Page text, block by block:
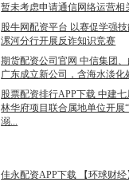
暂未考虑申请通信网络运营相
股牛网配资平台 以赛促学强
漯河分行开展反诈知识竞赛
期货配资公司官网 中信集团
广东成立新公司，含海水淡化
股票配资排行APP下载 中建
林华府项目联合属地单位开展
溺...
佳永配资APP下载 【环球财